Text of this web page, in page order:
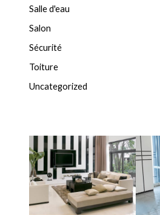
Salle d'eau
Salon
Sécurité
Toiture
Uncategorized